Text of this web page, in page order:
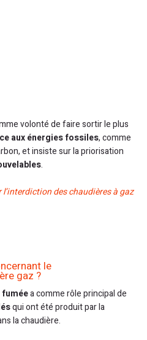
volonté de faire sortir le plus
aux énergies fossiles, comme
et insiste sur la priorisation
.
des chaudières à gaz
le
gaz ?
a comme rôle principal de
qui ont été produit par la
la chaudière.